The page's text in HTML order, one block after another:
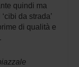
quindi ma
da strada’
di qualità e